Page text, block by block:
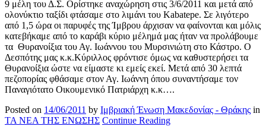
9 μέλη του Δ.Σ. Ορίστηκε αναχώρηση στις 3/6/2011 και μετά από
ολονύκτιο ταξίδι φτάσαμε στο λιμάνι του Kabatepe. Σε λιγότερο
από 1,5 ώρα οι παρυφές της Ίμβρου άρχισαν να φαίνονται και μόλις
κατεβήκαμε από το καράβι κύριο μέλημά μας ήταν να προλάβουμε
τα Θυρανοίξια του Αγ. Ιωάννου του Μυρσινιώτη στο Κάστρο. Ο
Δεσπότης μας κ.κ.Κύριλλος φρόντισε όμως να καθυστερήσει τα
Θυρανοίξια ώστε να είμαστε κι εμείς εκεί. Μετά από 30 λεπτά
πεζοπορίας φθάσαμε στον Αγ. Ιωάννη όπου συναντήσαμε τον
Παναγιότατο Οικουμενικό Πατριάρχη κ.κ….
Posted on 14/06/2011 by Ιμβριακή Ένωση Μακεδονίας - Θράκης in
ΤΑ ΝΕΑ ΤΗΣ ΕΝΩΣΗΣ Continue Reading